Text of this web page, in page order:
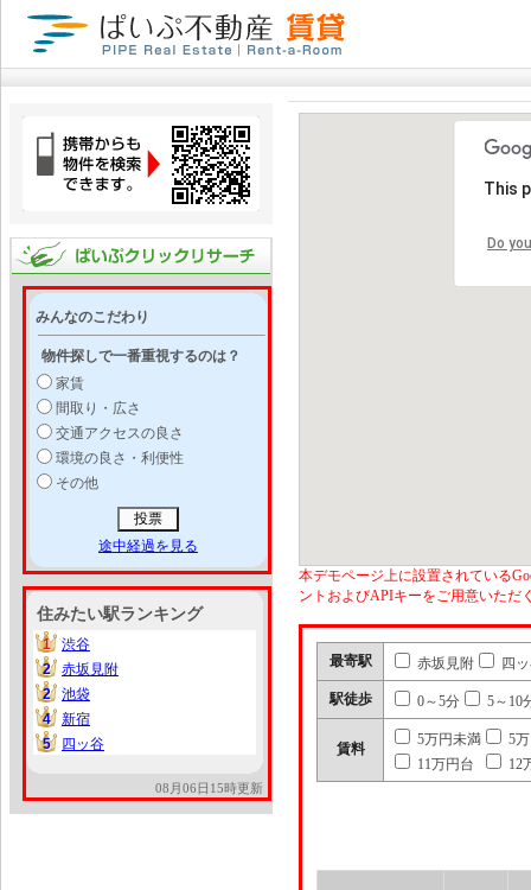
みんなのこだわり
物件探しで一番重視するのは？
家賃
間取り・広さ
交通アクセスの良さ
環境の良さ・利便性
その他
途中経過を見る
住みたい駅ランキング
1
1
渋谷
2
2
赤坂見附
2
2
池袋
4
4
新宿
5
5 四ッ谷
08月06日15時更新
This
Do
本デモページ上に設置されている
ントおよびAPIキーをご用意いただ
最寄駅 赤坂見附 四
駅徒歩 0～5分 5～10
賃料
5万円未満
5
11万円台
12